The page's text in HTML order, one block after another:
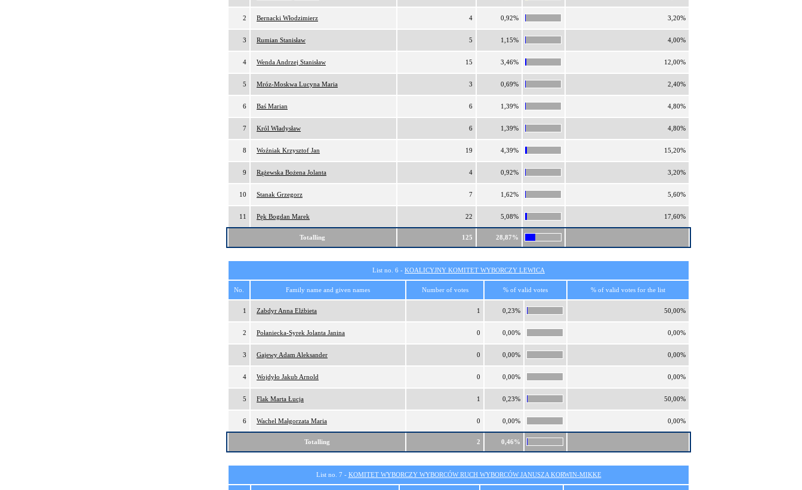
2 Bernacki Włodzimierz 4 0,92% 3,20%
3 Rumian Stanisław 5 1,15% 4,00%
4 Wenda Andrzej Stanisław 15 3,46% 12,00%
5 Mróz-Moskwa Lucyna Maria 3 0,69% 2,40%
6 Baś Marian 6 1,39% 4,80%
7 Król Władysław 6 1,39% 4,80%
8 Woźniak Krzysztof Jan 19 4,39% 15,20%
9 Rążewska Bożena Jolanta 4 0,92% 3,20%
10 Stanak Grzegorz 7 1,62% 5,60%
11 Pęk Bogdan Marek 22 5,08% 17,60%
Totalling 125 28,87%
List no. 6 - KOALICYJNY KOMITET WYBORCZY LEWICA
No. Family name and given names Number of votes % of valid votes % of valid votes for the list
1 Zabdyr Anna Elżbieta 1 0,23% 50,00%
2 Połaniecka-Syrek Jolanta Janina 0 0,00% 0,00%
3 Gajewy Adam Aleksander 0 0,00% 0,00%
4 Wojdyło Jakub Arnold 0 0,00% 0,00%
5 Flak Marta Łucja 1 0,23% 50,00%
6 Wachel Małgorzata Maria 0 0,00% 0,00%
Totalling 2 0,46%
List no. 7 - KOMITET WYBORCZY WYBORCÓW RUCH WYBORCÓW JANUSZA KORWIN-MIKKE